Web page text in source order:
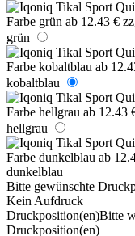
grün
kobaltblau
hellgrau
dunkelblau
Bitte gewünschte
Kein Aufdruck
Druckposition(en)Bitte
Druckposition(en)